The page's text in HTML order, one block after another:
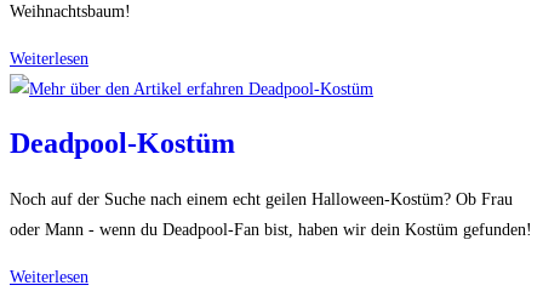
Weihnachtsbaum!
Weiterlesen
Bartschmuck
Deadpool-Kostüm
Noch auf der Suche nach einem echt geilen Halloween-Kostüm? Ob Frau
oder Mann - wenn du Deadpool-Fan bist, haben wir dein Kostüm gefunden!
Weiterlesen